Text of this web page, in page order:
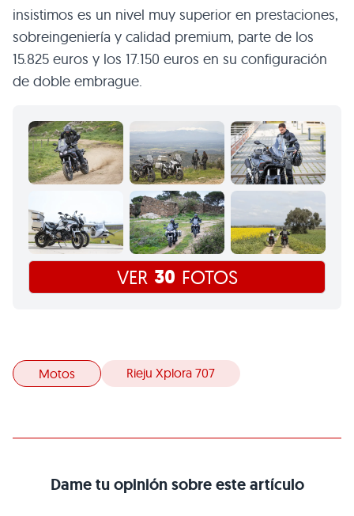
insistimos es un nivel muy superior en prestaciones,
sobreingeniería y calidad premium, parte de los
15.825 euros y los 17.150 euros en su configuración
de doble embrague.
VER 30 FOTOS
Motos Rieju Xplora 707
Dame tu opinión sobre este artículo